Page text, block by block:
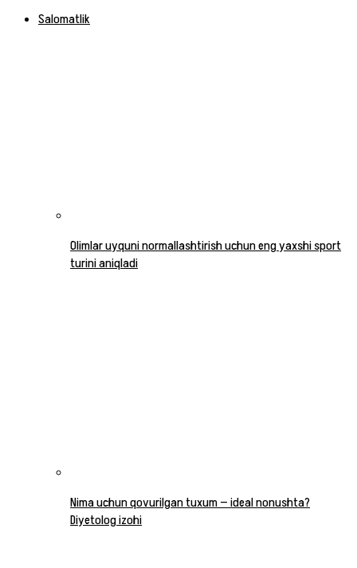
Salomatlik
Olimlar uyquni normallashtirish uchun eng yaxshi sport
turini aniqladi
Nima uchun qovurilgan tuxum — ideal nonushta?
Diyetolog izohi